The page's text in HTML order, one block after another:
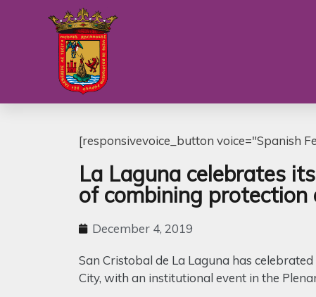
[responsivevoice_button voice="Spanish
La Laguna celebrates
of combining protection
December 4, 2019
San Cristobal de La Laguna has
City, with an institutional event in the